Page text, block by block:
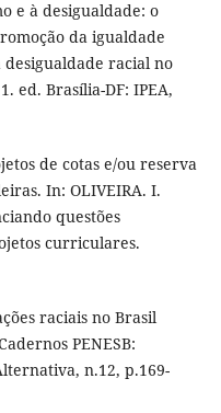
e à desigualdade: o
da igualdade
racial no
ed. Brasília-DF: IPEA,
de cotas e/ou reserva
In: OLIVEIRA. I.
questões
curriculares.
raciais no Brasil
PENESB:
n.12, p.169-